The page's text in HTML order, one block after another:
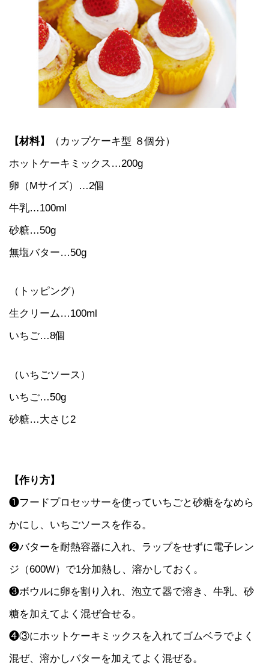
【材料】
（カップケーキ型 ８個分）
ホットケーキミックス…200g
卵（Mサイズ）…2個
牛乳…100ml
砂糖…50g
無塩バター…50g
（トッピング）
生クリーム…100ml
いちご…8個
（いちごソース）
いちご…50g
砂糖…大さじ2
【作り方】
❶フードプロセッサーを使っていちごと砂糖をなめら
かにし、いちごソースを作る。
❷バターを耐熱容器に入れ、ラップをせずに電子レン
ジ（600W）で1分加熱し、溶かしておく。
❸ボウルに卵を割り入れ、泡立て器で溶き、牛乳、砂
糖を加えてよく混ぜ合せる。
❹③にホットケーキミックスを入れてゴムベラでよく
混ぜ、溶かしバターを加えてよく混ぜる。